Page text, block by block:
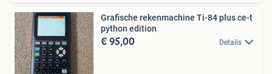
Grafische rekenmachine Ti-84 plus ce-t
python edition
€ 95,00 Details